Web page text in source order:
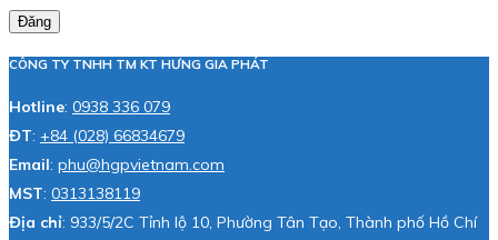
Đăng
CÔNG TY TNHH TM KT HƯNG GIA PHÁT
Hotline: 0938 336 079
ĐT: +84 (028) 66834679
Email: phu@hgpvietnam.com
MST: 0313138119
Địa chỉ: 933/5/2C Tỉnh lộ 10, Phường Tân Tạo, Thành phố Hồ Chí